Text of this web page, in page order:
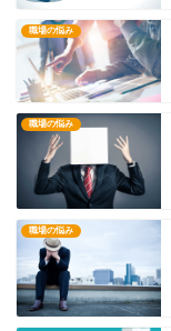
職場の悩み
職場の悩み
職場の悩み